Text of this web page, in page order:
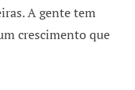
A gente tem
crescimento que